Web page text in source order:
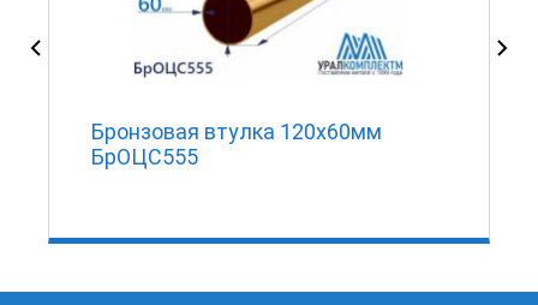
Бронзовая втулка 120x60мм
БрОЦС555